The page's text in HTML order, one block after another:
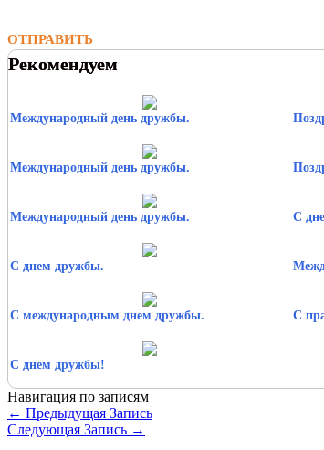
ОТПРАВИТЬ
Рекомендуем
Международный день дружбы.
Международный день дружбы.
Международный день дружбы. С
С днем дружбы.
С международным днем дружбы. С
С днем дружбы!
Навигация по записям
← Предыдущая Запись
Следующая Запись →